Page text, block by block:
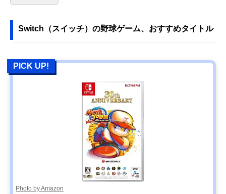
Switch（スイッチ）の野球ゲーム、おすすめタイトル
PICK UP!
Photo by Amazon